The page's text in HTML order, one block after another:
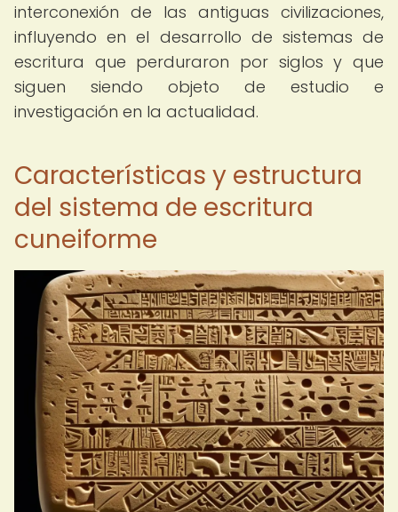
interconexión de las antiguas civilizaciones,
influyendo en el desarrollo de sistemas de
escritura que perduraron por siglos y que
siguen siendo objeto de estudio e
investigación en la actualidad.
Características y estructura
del sistema de escritura
cuneiforme